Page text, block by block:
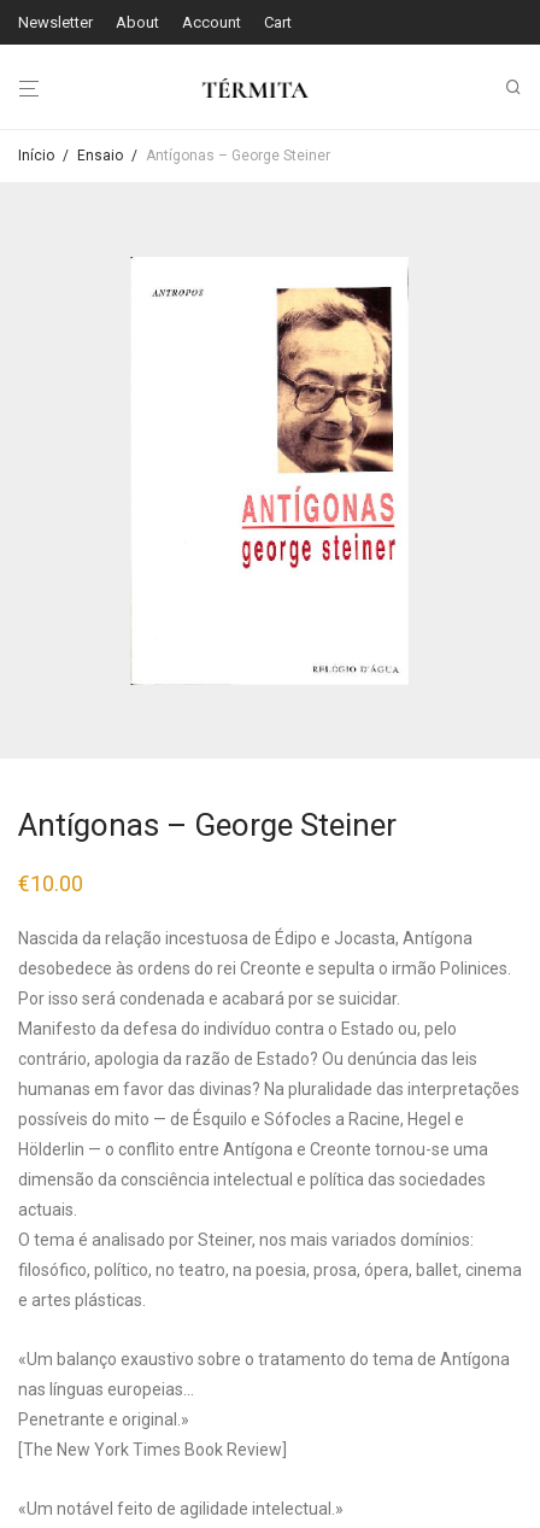
Newsletter About Account Cart
Início / Ensaio / Antígonas – George Steiner
Antígonas – George Steiner
€10.00
Nascida da relação incestuosa de Édipo e Jocasta, Antígona
desobedece às ordens do rei Creonte e sepulta o irmão Polinices.
Por isso será condenada e acabará por se suicidar.
Manifesto da defesa do indivíduo contra o Estado ou, pelo
contrário, apologia da razão de Estado? Ou denúncia das leis
humanas em favor das divinas? Na pluralidade das interpretações
possíveis do mito — de Ésquilo e Sófocles a Racine, Hegel e
Hölderlin — o conflito entre Antígona e Creonte tornou-se uma
dimensão da consciência intelectual e política das sociedades
actuais.
O tema é analisado por Steiner, nos mais variados domínios:
filosófico, político, no teatro, na poesia, prosa, ópera, ballet, cinema
e artes plásticas.
«Um balanço exaustivo sobre o tratamento do tema de Antígona
nas línguas europeias…
Penetrante e original.»
[The New York Times Book Review]
«Um notável feito de agilidade intelectual.»